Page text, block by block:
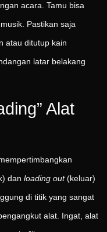
acara. Tamu bisa
Pastikan saja
atau ditutup kain
latar belakang
Alat
dan loading out(keluar)
di titik yang sangat
alat. Ingat, alat